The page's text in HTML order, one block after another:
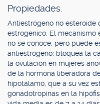
Propiedades.
Antiestrógeno no
estrogénico. El mecanismo
no se conoce, pero puede
antiestrógeno; bloquea la
la ovulación en mujeres
de la hormona liberadora
hipotálamo, que a su vez
gonadotropinas en la